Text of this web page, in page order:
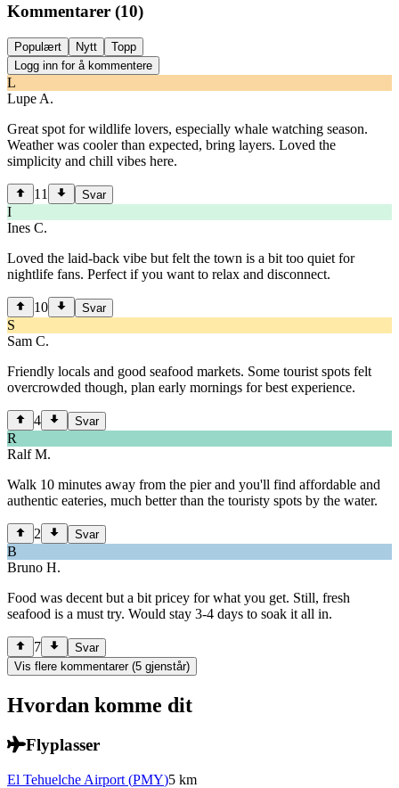
Kommentarer (10)
Populært Nytt
Topp
Logg inn for å kommentere
L
Lupe A.
Great spot for wildlife lovers, especially whale watching season.
Weather was cooler than expected, bring layers. Loved the
simplicity and chill vibes here.
11 Svar
I
Ines C.
Loved the laid-back vibe but felt the town is a bit too quiet for
nightlife fans. Perfect if you want to relax and disconnect.
10 Svar
S
Sam C.
Friendly locals and good seafood markets. Some tourist spots felt
overcrowded though, plan early mornings for best experience.
4 Svar
R
Ralf M.
Walk 10 minutes away from the pier and you'll find affordable and
authentic eateries, much better than the touristy spots by the water.
2 Svar
B
Bruno H.
Food was decent but a bit pricey for what you get. Still, fresh
seafood is a must try. Would stay 3-4 days to soak it all in.
7
Svar
Vis flere kommentarer (5 gjenstår)
Hvordan komme dit
Flyplasser
El Tehuelche Airport (PMY)5 km